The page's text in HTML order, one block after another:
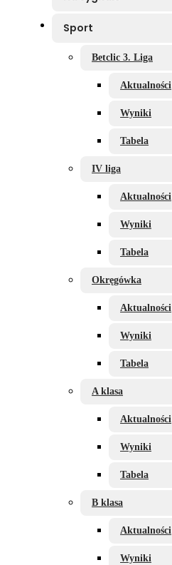
Sport
Betclic 3. Liga
Aktualności
Wyniki
Tabela
IV liga
Aktualności
Wyniki
Tabela
Okręgówka
Aktualności
Wyniki
Tabela
A klasa
Aktualności
Wyniki
Tabela
B klasa
Aktualności
Wyniki